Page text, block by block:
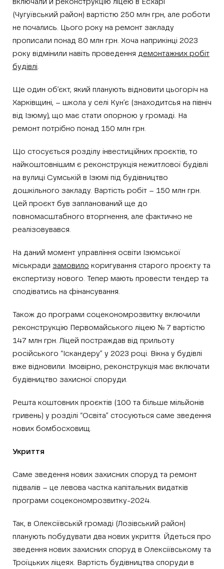
включали й реконструкцію ліцею в Есхарі
(Чугуївський район) вартістю 250 млн грн, але роботи
не почались. Цього року на ремонт закладу
прописали понад 80 млн грн. Хоча наприкінці 2023
року відмінили навіть проведення демонтажних робіт
будівлі
Ще один об’єкт, який планують відновити цьогоріч на
Харківщині, – школа у селі Кун’є (знаходитсья на північ
від Ізюму), що має стати опорною у громаді. На
ремонт потрібно понад 150 млн грн.
Що стосується розділу інвестиційних проєктів, то
найкоштовнішим є реконструкція нежитлової будівлі
на вулиці Сумській в Ізюмі під будівництво
дошкільного закладу. Вартість робіт – 150 млн грн.
Цей проєкт був запланований ще до
повномасштабного вторгнення, але фактично не
реалізовувався.
На даний момент управління освіти Ізюмської
міськради замовило коригування старого проєкту та
експертизу нового. Тепер мають провести тендер та
сподіватись на фінансування.
Також до програми соцекономрозвитку включили
реконструкцію Первомайського ліцею № 7 вартістю
147 млн грн. Ліцей постраждав від прильоту
російського “Іскандеру” у 2023 році. Вікна у будівлі
вже відновили. Імовірно, реконструкція має включати
будівництво захисної споруди.
Решта коштовних проєктів (100 та більше мільйонів
гривень) у розділі “Освіта” стосуються саме зведення
нових бомбосховищ.
Укриття
Саме зведення нових захисних споруд та ремонт
підвалів – це левова частка капітальних видатків
програми соцекономрозвитку-2024.
Так, в Олексіївській громаді (Лозівський район)
планують побудувати два нових укриття. Йдеться про
зведення нових захисних споруд в Олексіївському та
Троїцьких ліцеях. Вартість будівництва споруди в